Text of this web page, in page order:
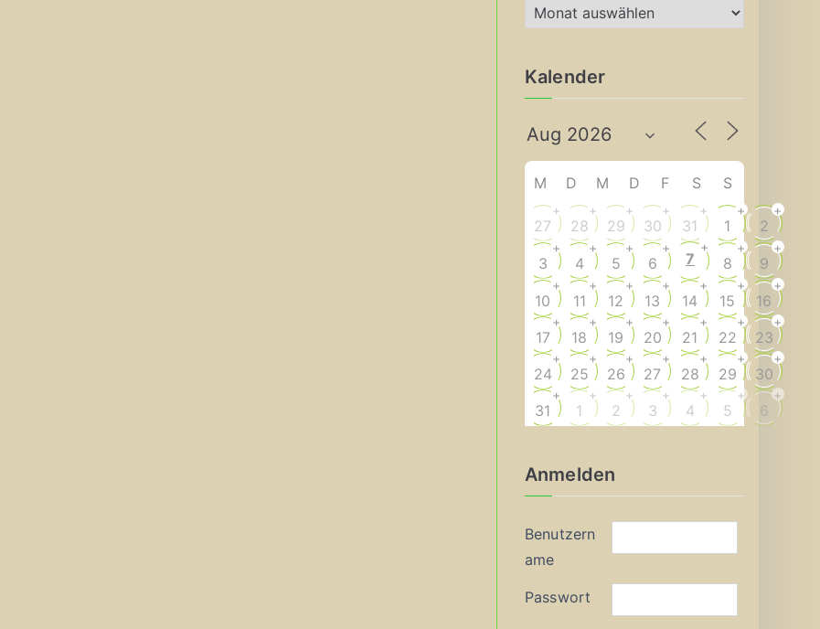
r
h
v
Kalender
M D M D F S S
27
+
28
+
29
+
30
+
31
+
1
+
2
+
3
+
4
+
5
+
6
+
7
+
8
+
9
+
10
+
11
+
12
+
13
+
14
+
15
+
16
+
17
+
18
+
19
+
20
+
21
+
22
+
23
+
24
+
25
+
26
+
27
+
28
+
29
+
30
+
31
+
1
+
2
+
3
+
4
+
5
+
6
+
Anmelden
Benutzern
ame
Passwort